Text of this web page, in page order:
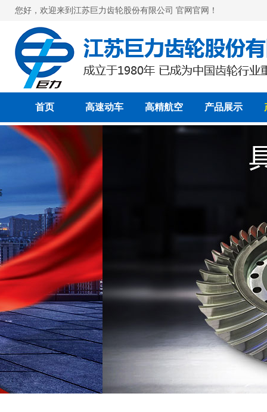
您好，欢迎来到江苏巨力齿轮股份有限公司 官网官网！
首页 高速动车 高精航空 产品展示